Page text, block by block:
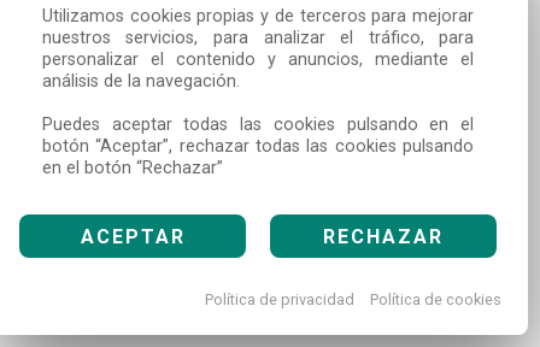
Utilizamos cookies propias y de terceros para mejorar
nuestros servicios, para analizar el tráfico, para
personalizar el contenido y anuncios, mediante el
análisis de la navegación.
Puedes aceptar todas las cookies pulsando en el
botón “Aceptar”, rechazar todas las cookies pulsando
en el botón “Rechazar”
ACEPTAR RECHAZAR
Política de privacidad Política de cookies